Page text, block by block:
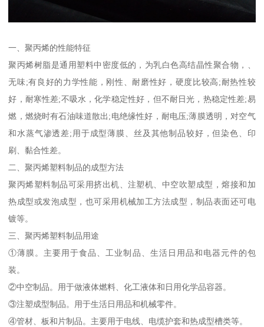
一、聚丙烯的性能特征
聚丙烯树脂是通用塑料中密度低的，为乳白色高结晶性聚合物，、
无味;有良好的力学性能，刚性、耐磨性好，硬度比较高;耐热性较
好，耐寒性差;不吸水，化学稳定性好，但不耐日光，热稳定性差;易
燃，燃烧时有石油味道散出;电绝缘性好，耐电压;薄膜透明，对空气
和水蒸气渗透差;用于成型薄膜、丝及其他制品较好，但染色、印
刷、黏合性差。
二、聚丙烯塑料制品的成型方法
聚丙烯塑料制品可采用挤出机、注塑机、中空吹塑成型，熔接和加
热成型或发泡成型，也可采用机械加工方法成型，制品表面还可电
镀等。
三、聚丙烯塑料制品用途
①薄膜。主要用于食品、工业制品、生活日用品和电器元件的包
装。
②中空制品。用于做液体燃料、化工液体和日用化学品容器。
③注塑成型制品。用于生活日用品和机械零件。
④管材、板和片制品。主要用于电线、电缆护套和热成型槽类等。